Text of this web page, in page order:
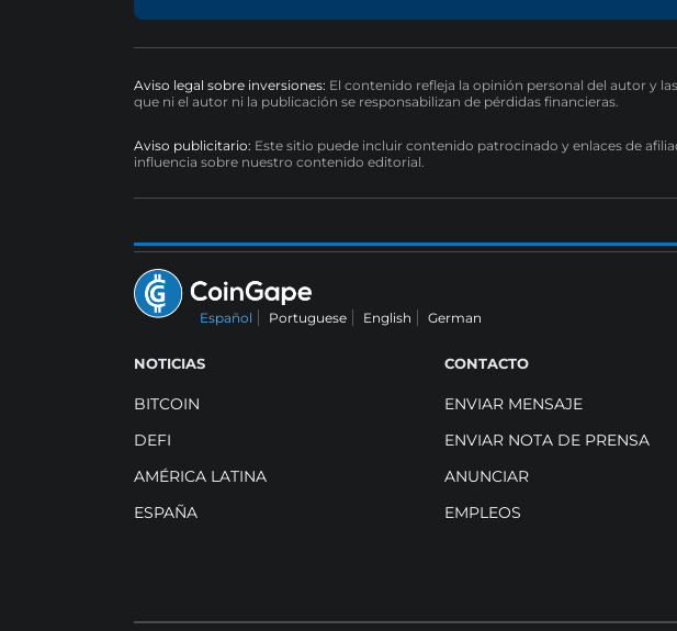
Aviso legal sobre inversiones: El contenido refleja la opinión personal del autor y
que ni el autor ni la publicación se responsabilizan de pérdidas financieras.
Aviso publicitario: Este sitio puede incluir contenido patrocinado y enlaces de
influencia sobre nuestro contenido editorial.
Español Portuguese English German
NOTICIAS
BITCOIN
DEFI
AMÉRICA LATINA
ESPAÑA
CONTACTO
ENVIAR MENSAJE
ENVIAR NOTA DE PRENSA
ANUNCIAR
EMPLEOS